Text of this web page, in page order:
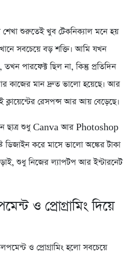
শুরুতেই খুব টেকনিক্যাল মনে হয়
সবচেয়ে বড় শক্তি। আমি যখন
পারফেক্ট ছিল না, কিন্তু প্রতিদিন
কাজের মান দ্রুত ভালো হয়েছে। আর
রেসপন্স আর আয় বেড়েছে।
ছাত্র শুধু Canva আর Photoshop
ডিজাইন করে মাসে ভালো অঙ্কের টাকা
শুধু নিজের ল্যাপটপ আর ইন্টারনেট
ও প্রোগ্রামিং দিয়ে
ও প্রোগ্রামিং হলো সবচেয়ে